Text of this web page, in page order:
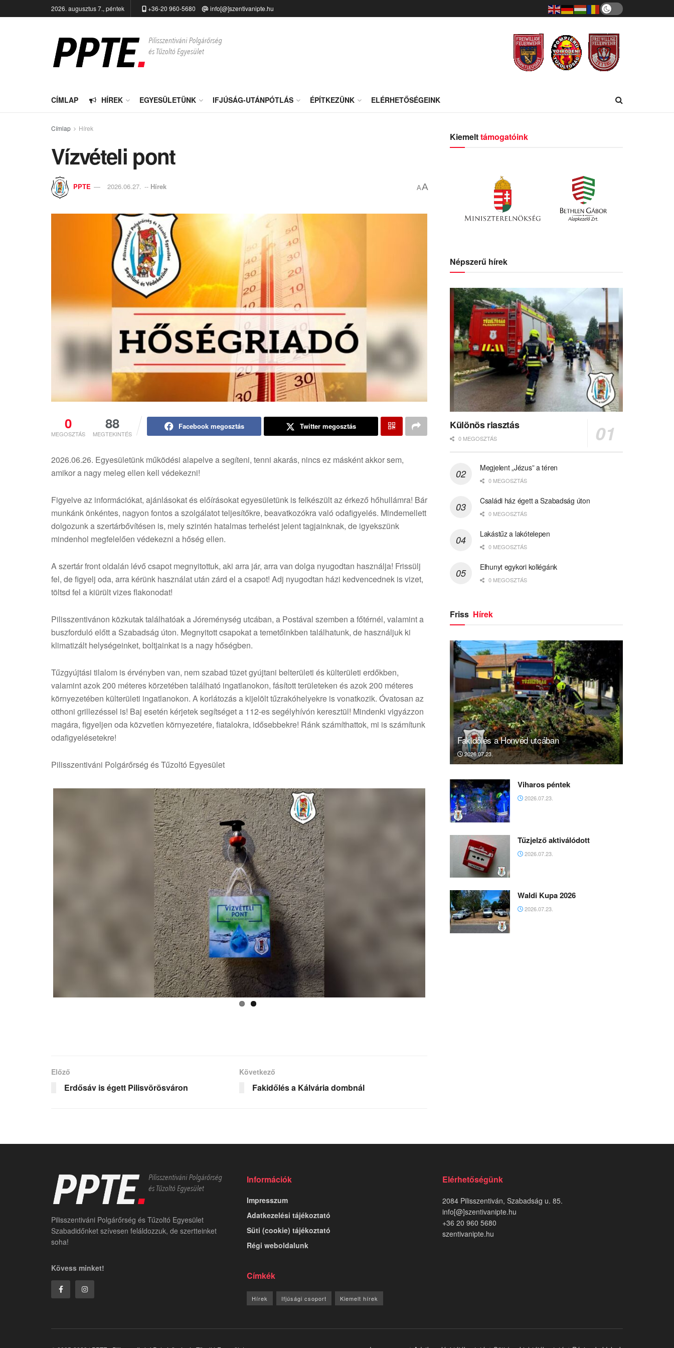
2026. augusztus 7., péntek +36-20 960-5680 info[@]szentivanipte.hu
CÍMLAP HÍREK EGYESÜLETÜNK IFJÚSÁG-UTÁNPÓTLÁS ÉPÍTKEZÜNK ELÉRHETŐSÉGEINK
Címlap Hírek
Vízvételi pont
PPTE 2026.06.27. -- Hírek AA
0
MEGOSZTÁS
88
MEGTEKINTÉS
Facebook megosztás Twitter megosztás
2026.06.26. Egyesületünk működési alapelve a segíteni, tenni akarás, nincs ez másként akkor sem,
amikor a nagy meleg ellen kell védekezni!
Figyelve az információkat, ajánlásokat és előírásokat egyesületünk is felkészült az érkező hőhullámra! Bár
munkánk önkéntes, nagyon fontos a szolgálatot teljesítőkre, beavatkozókra való odafigyelés. Mindemellett
dolgozunk a szertárbővítésen is, mely szintén hatalmas terhelést jelent tagjainknak, de igyekszünk
mindenhol megfelelően védekezni a hőség ellen.
A szertár front oldalán lévő csapot megnyitottuk, aki arra jár, arra van dolga nyugodtan használja! Frissülj
fel, de figyelj oda, arra kérünk használat után zárd el a csapot! Adj nyugodtan házi kedvencednek is vizet,
töltsd fel a kiürült vizes flakonodat!
Pilisszentivánon közkutak találhatóak a Jóreménység utcában, a Postával szemben a főtérnél, valamint a
buszforduló előtt a Szabadság úton. Megnyitott csapokat a temetőinkben találhatunk, de használjuk ki
klimatizált helységeinket, boltjainkat is a nagy hőségben.
Tűzgyújtási tilalom is érvényben van, nem szabad tüzet gyújtani belterületi és külterületi erdőkben,
valamint azok 200 méteres körzetében található ingatlanokon, fásított területeken és azok 200 méteres
környezetében külterületi ingatlanokon. A korlátozás a kijelölt tűzrakóhelyekre is vonatkozik. Óvatosan az
otthoni grillezéssel is! Baj esetén kérjetek segítséget a 112-es segélyhívón keresztül! Mindenki vigyázzon
magára, figyeljen oda közvetlen környezetére, fiatalokra, idősebbekre! Ránk számíthattok, mi is számítunk
odafigyelésetekre!
Pilisszentiváni Polgárőrség és Tűzoltó Egyesület
Előző
Erdősáv is égett Pilisvörösváron
Következő
Fakidőlés a Kálvária dombnál
Kiemelttámogatóink
Népszerű hírek
Különös riasztás
0 MEGOSZTÁS
Megjelent „Jézus” a téren
0 MEGOSZTÁS
Családi ház égett a Szabadság úton
0 MEGOSZTÁS
Lakástűz a lakótelepen
0 MEGOSZTÁS
Elhunyt egykori kollégánk
0 MEGOSZTÁS
Friss Hírek
Fakidőlés a Honvéd utcában
2026.07.23.
Viharos péntek
2026.07.23.
Tűzjelző aktiválódott
2026.07.23.
Waldi Kupa 2026
2026.07.23.
Pilisszentiváni Polgárőrség és Tűzoltó Egyesület
Szabadidőnket szívesen feláldozzuk, de szertteinket
soha!
Kövess minket!
Információk
Impresszum
Adatkezelési tájékoztató
Süti (cookie) tájékoztató
Régi weboldalunk
Címkék
Hírek Ifjúsági csoport Kiemelt hírek
Elérhetőségünk
2084 Pilisszentiván, Szabadság u. 85.
info[@]szentivanipte.hu
+36 20 960 5680
szentivanipte.hu